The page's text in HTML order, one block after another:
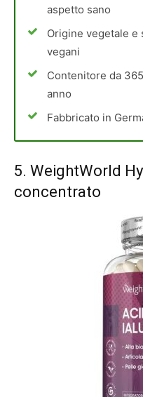
aspetto sano
Origine vegetale e
vegani
Contenitore da
anno
Fabbricato in
5. WeightWorld
concentrato